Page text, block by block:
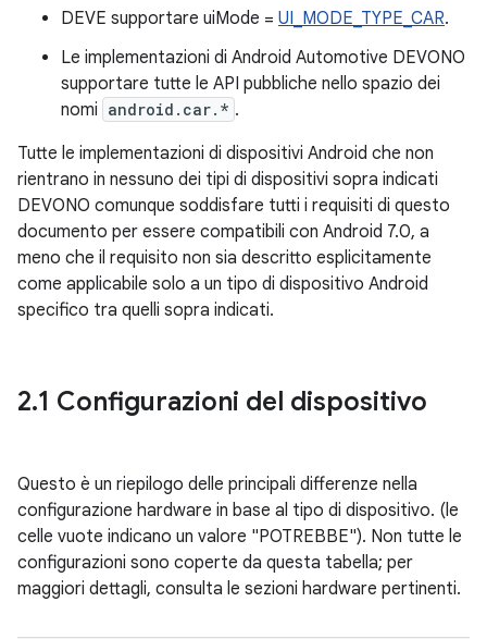
DEVE supportare uiMode = UI_MODE_TYPE_CAR.
Le implementazioni di Android Automotive DEVONO
supportare tutte le API pubbliche nello spazio dei
nomi android.car.* .
Tutte le implementazioni di dispositivi Android che non
rientrano in nessuno dei tipi di dispositivi sopra indicati
DEVONO comunque soddisfare tutti i requisiti di questo
documento per essere compatibili con Android 7.0, a
meno che il requisito non sia descritto esplicitamente
come applicabile solo a un tipo di dispositivo Android
specifico tra quelli sopra indicati.
2.1 Configurazioni del dispositivo
Questo è un riepilogo delle principali differenze nella
configurazione hardware in base al tipo di dispositivo. (le
celle vuote indicano un valore "POTREBBE"). Non tutte le
configurazioni sono coperte da questa tabella; per
maggiori dettagli, consulta le sezioni hardware pertinenti.